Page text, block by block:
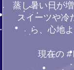
蒸し暑い日が
スイーツや冷
ら、心地
現在の #